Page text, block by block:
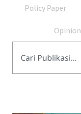
Policy Paper
Opinion